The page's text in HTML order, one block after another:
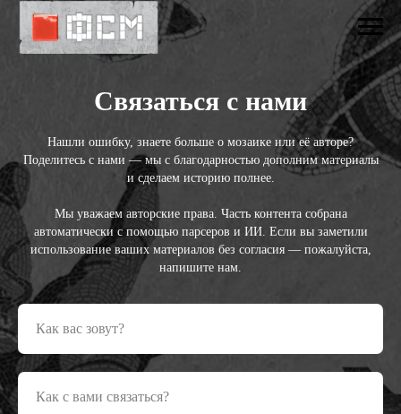
Связаться с нами
Нашли ошибку, знаете больше о мозаике или её авторе?
Поделитесь с нами — мы с благодарностью дополним материалы
и сделаем историю полнее.
Мы уважаем авторские права. Часть контента собрана
автоматически с помощью парсеров и ИИ. Если вы заметили
использование ваших материалов без согласия — пожалуйста,
напишите нам.